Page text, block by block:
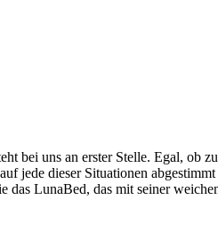
bei uns an erster Stelle. Egal, ob
jede dieser Situationen
LunaBed, das mit seiner